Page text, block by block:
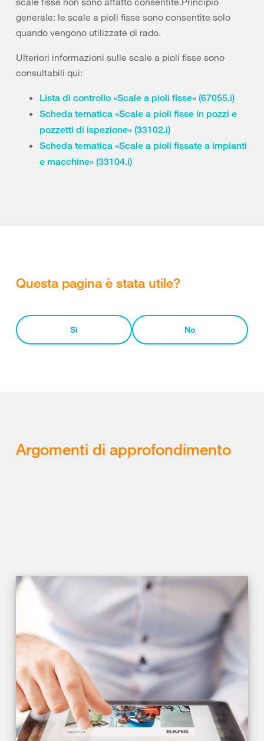
generale: le scale a pioli fisse sono consentite solo
quando vengono utilizzate di rado.
Ulteriori informazioni sulle scale a pioli fisse sono
consultabili qui:
Lista di controllo «Scale a pioli fisse» (67055.i)
Scheda tematica «Scale a pioli fisse in pozzi e
pozzetti di ispezione» (33102.i)
Scheda tematica «Scale a pioli fissate a impianti
e macchine» (33104.i)
Questa pagina è stata utile?
Sì No
Argomenti di approfondimento